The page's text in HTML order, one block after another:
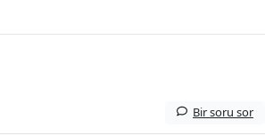
Bir soru sor